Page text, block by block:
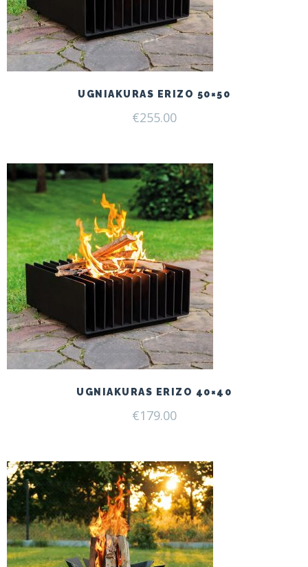
UGNIAKURAS ERIZO 50×50
€255.00
UGNIAKURAS ERIZO 40×40
€179.00